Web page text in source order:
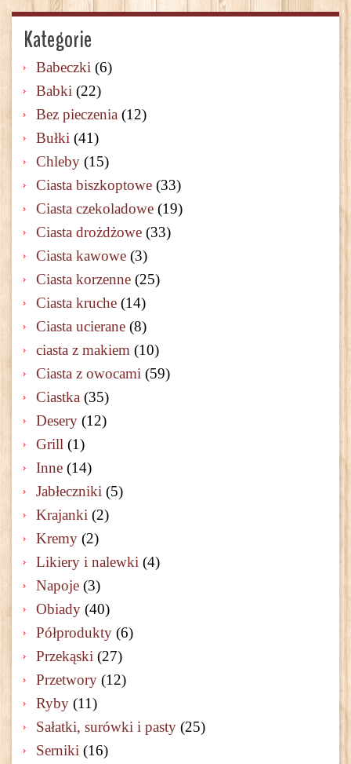
Kategorie
Babeczki (6)
Babki (22)
Bez pieczenia (12)
Bułki (41)
Chleby (15)
Ciasta biszkoptowe (33)
Ciasta czekoladowe (19)
Ciasta drożdżowe (33)
Ciasta kawowe (3)
Ciasta korzenne (25)
Ciasta kruche (14)
Ciasta ucierane (8)
ciasta z makiem (10)
Ciasta z owocami (59)
Ciastka (35)
Desery (12)
Grill (1)
Inne (14)
Jabłeczniki (5)
Krajanki (2)
Kremy (2)
Likiery i nalewki (4)
Napoje (3)
Obiady (40)
Półprodukty (6)
Przekąski (27)
Przetwory (12)
Ryby (11)
Sałatki, surówki i pasty (25)
Serniki (16)